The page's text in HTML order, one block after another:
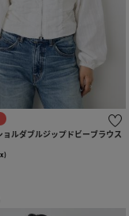
ョルダブルジップドビーブラウス